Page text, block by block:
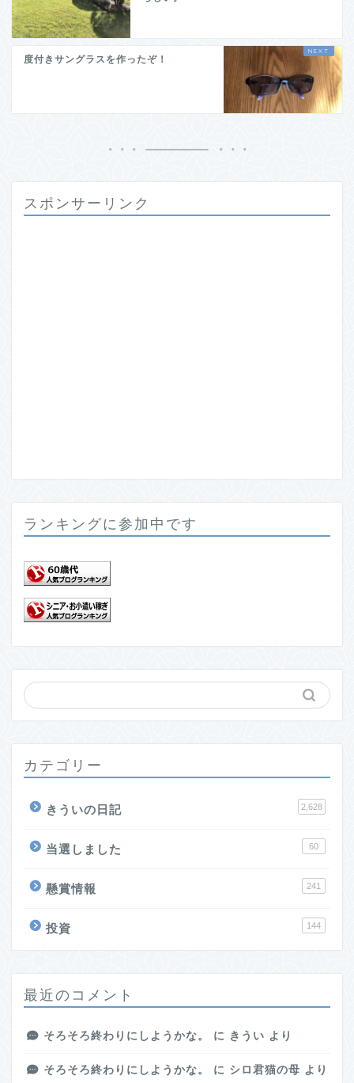
度付きサングラスを作ったぞ！
スポンサーリンク
ランキングに参加中です
カテゴリー
きういの日記 2,628
当選しました 60
懸賞情報 241
投資 144
最近のコメント
そろそろ終わりにしようかな。 に きうい より
そろそろ終わりにしようかな。 に シロ君猫の母 より